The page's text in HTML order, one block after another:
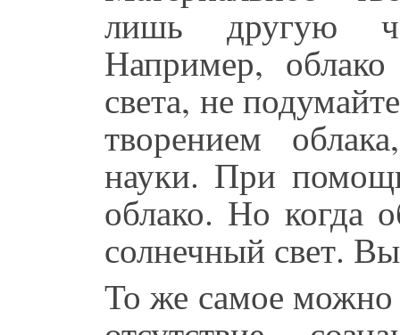
лишь другую
Например,
света, не
творением
науки. При
облако. Но когда
солнечный свет.
То же самое